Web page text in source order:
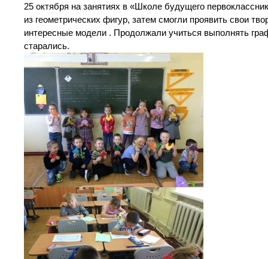
25 октября на занятиях в «Школе будущего
из геометрических фигур, затем смогли проявить свои
интересные модели . Продолжали учиться выполнять
старались.